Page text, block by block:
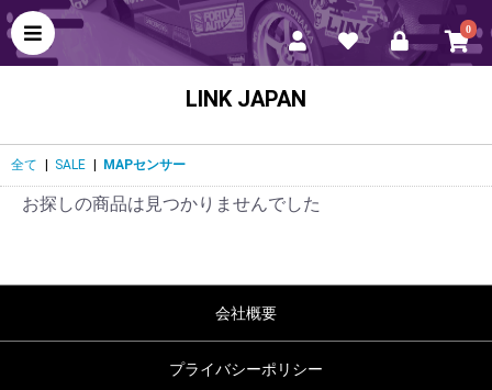
0
LINK JAPAN
全て SALE MAPセンサー
お探しの商品は見つかりませんでした
会社概要
プライバシーポリシー